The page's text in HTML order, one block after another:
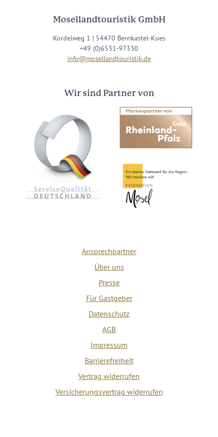
Mosellandtouristik GmbH
Kordelweg 1 | 54470 Bernkastel-Kues
+49 (0)6531-97330
info@mosellandtouristik.de
Wir sind Partner von
Ansprechpartner
Über uns
Presse
Für Gastgeber
Datenschutz
AGB
Impressum
Barrierefreiheit
Vertrag widerrufen
Versicherungsvertrag widerrufen